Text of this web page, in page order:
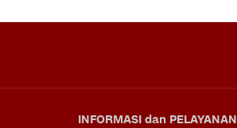
INFORMASI dan PELAYANAN